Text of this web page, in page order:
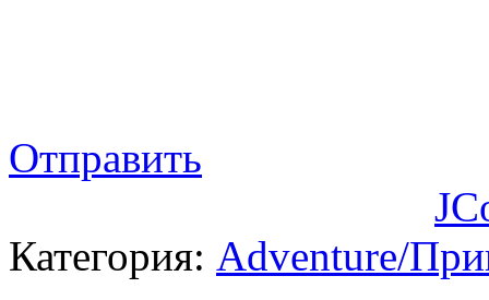
Отправить
Категория: Adventure/